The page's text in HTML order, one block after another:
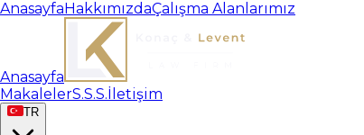
AnasayfaHakkımızdaÇalışma Alanlarımız
Anasayfa
MakalelerS.S.S.İletişim
TR